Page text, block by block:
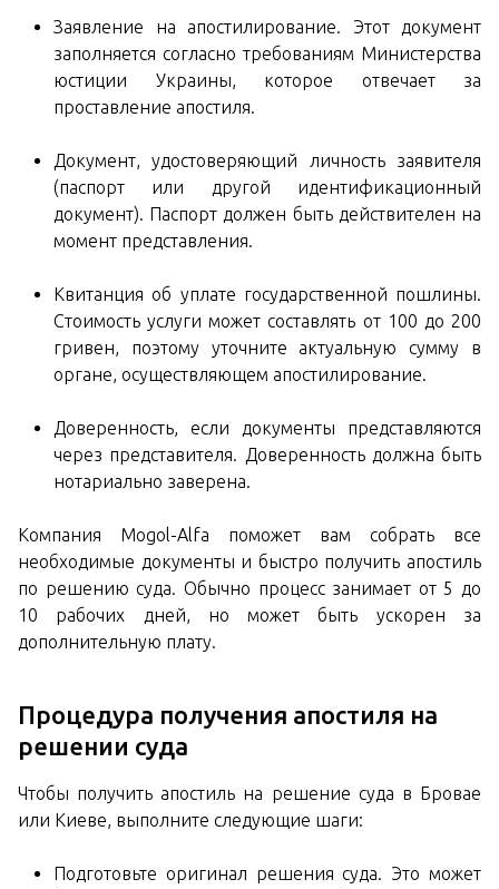
Заявление на апостилирование. Этот документ
заполняется согласно требованиям Министерства
юстиции Украины, которое отвечает за
проставление апостиля.
Документ, удостоверяющий личность заявителя
(паспорт или другой идентификационный
документ). Паспорт должен быть действителен на
момент представления.
Квитанция об уплате государственной пошлины.
Стоимость услуги может составлять от 100 до 200
гривен, поэтому уточните актуальную сумму в
органе, осуществляющем апостилирование.
Доверенность, если документы представляются
через представителя. Доверенность должна быть
нотариально заверена.
Компания Mogol-Alfa поможет вам собрать все
необходимые документы и быстро получить апостиль
по решению суда. Обычно процесс занимает от 5 до
10 рабочих дней, но может быть ускорен за
дополнительную плату.
Процедура получения апостиля на
решении суда
Чтобы получить апостиль на решение суда в Бровае
или Киеве, выполните следующие шаги:
Подготовьте оригинал решения суда. Это может